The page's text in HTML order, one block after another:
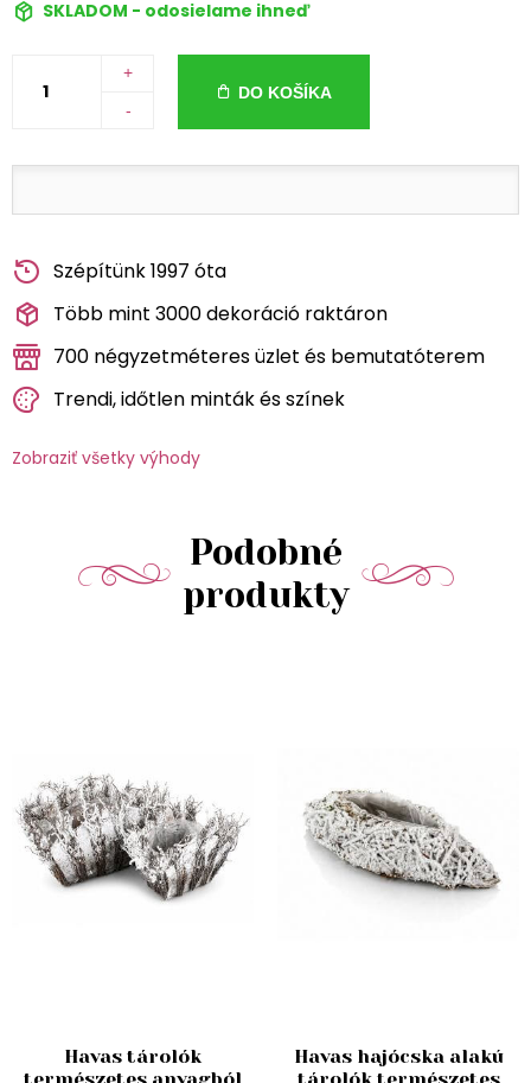
SKLADOM - odosielame ihneď
+
-
DO KOŠÍKA
Szépítünk 1997 óta
Több mint 3000 dekoráció raktáron
700 négyzetméteres üzlet és bemutatóterem
Trendi, időtlen minták és színek
Zobraziť všetky výhody
Podobné
produkty
Havas tárolók
Havas hajócska alakú